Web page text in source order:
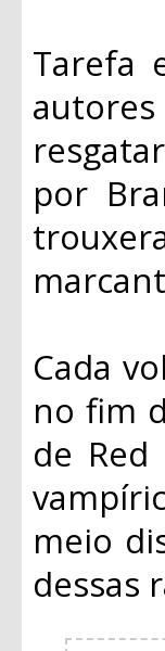
Tarefa
por
Cada
no fim
de
meio
dessas